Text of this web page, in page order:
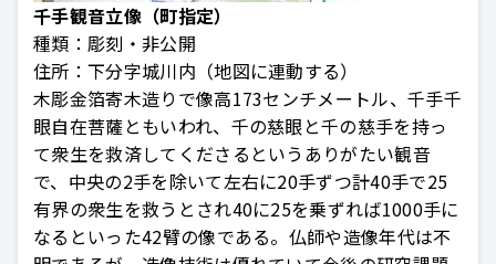
千手観音立像（町指定）
種類： 彫刻・非公開
住所： 下分字城川内（地図に連動する）
木彫金箔寄木造りで像高173センチメートル、千手千
眼自在菩薩ともいわれ、千の慈眼と千の慈手を持っ
て衆生を救済してくださるというありがたい観音
で、中央の2手を除いて左右に20手ずつ計40手で25
有界の衆生を救うとされ40に25を乗ずれば1000手に
なるといった42臂の像である。仏師や造像年代は不